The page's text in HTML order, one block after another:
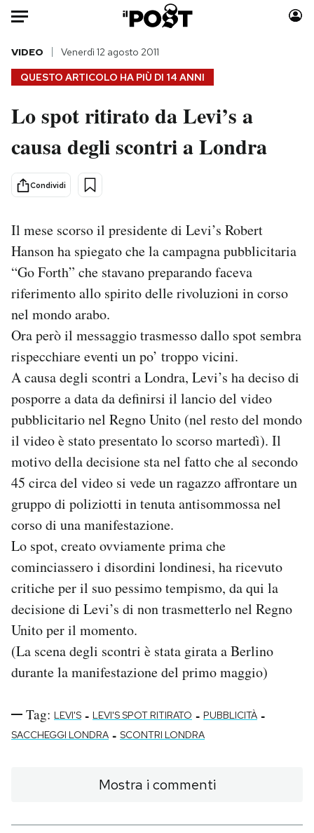
HOME
Italia
Politica
Tecnologia
Internet
Cultura
Economia
Sport
Moda
Consumismi
Europa
Altrecose
Mondiali calcio 2026
PODCAST
NEWSLETTER
I MIEI PREFERITI
SHOP
CALENDARIO
AREA PERSONALE
Area Personale
Notifiche mobile
Regala il Post
Hai bisogno di aiuto?
QUESTO ARTICOLO HA PIÙ DI 14 ANNI
VIDEO Venerdì 12 agosto 2011
Lo spot ritirato da Levi’s a
causa degli scontri a Londra
Condividi
Il mese scorso il presidente di Levi’s Robert
Hanson ha spiegato che la campagna pubblicitaria
“Go Forth” che stavano preparando faceva
riferimento allo spirito delle rivoluzioni in corso
nel mondo arabo.
Ora però il messaggio trasmesso dallo spot sembra
rispecchiare eventi un po’ troppo vicini.
A causa degli scontri a Londra, Levi’s ha deciso di
posporre a data da definirsi il lancio del video
pubblicitario nel Regno Unito (nel resto del mondo
il video è stato presentato lo scorso martedì). Il
motivo della decisione sta nel fatto che al secondo
45 circa del video si vede un ragazzo affrontare un
gruppo di poliziotti in tenuta antisommossa nel
corso di una manifestazione.
Lo spot, creato ovviamente prima che
cominciassero i disordini londinesi, ha ricevuto
critiche per il suo pessimo tempismo, da qui la
decisione di Levi’s di non trasmetterlo nel Regno
Unito per il momento.
(La scena degli scontri è stata girata a Berlino
durante la manifestazione del primo maggio)
Tag: LEVI'S - LEVI'S SPOT RITIRATO - PUBBLICITÀ -
SACCHEGGI LONDRA - SCONTRI LONDRA
Mostra i commenti